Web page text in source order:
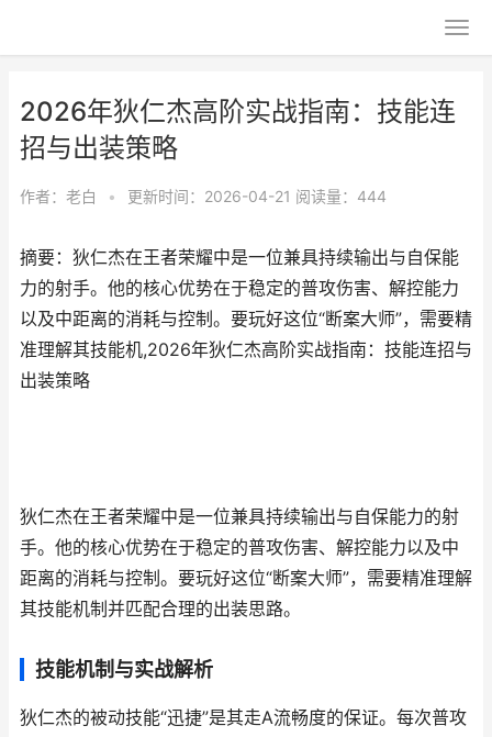
2026年狄仁杰高阶实战指南：技能连
招与出装策略
作者： 老白 • 更新时间：2026-04-21 阅读量：444
摘要：狄仁杰在王者荣耀中是一位兼具持续输出与自保能
力的射手。他的核心优势在于稳定的普攻伤害、解控能力
以及中距离的消耗与控制。要玩好这位“断案大师”，需要精
准理解其技能机,2026年狄仁杰高阶实战指南：技能连招与
出装策略
狄仁杰在王者荣耀中是一位兼具持续输出与自保能力的射
手。他的核心优势在于稳定的普攻伤害、解控能力以及中
距离的消耗与控制。要玩好这位“断案大师”，需要精准理解
其技能机制并匹配合理的出装思路。
技能机制与实战解析
狄仁杰的被动技能“迅捷”是其走A流畅度的保证。每次普攻